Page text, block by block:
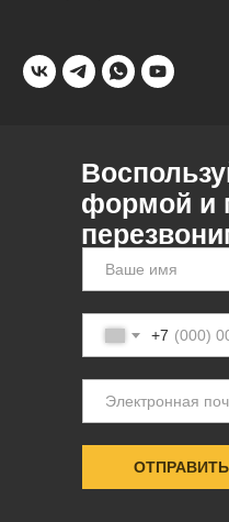
+7
ОТПРАВИТЬ
формой и